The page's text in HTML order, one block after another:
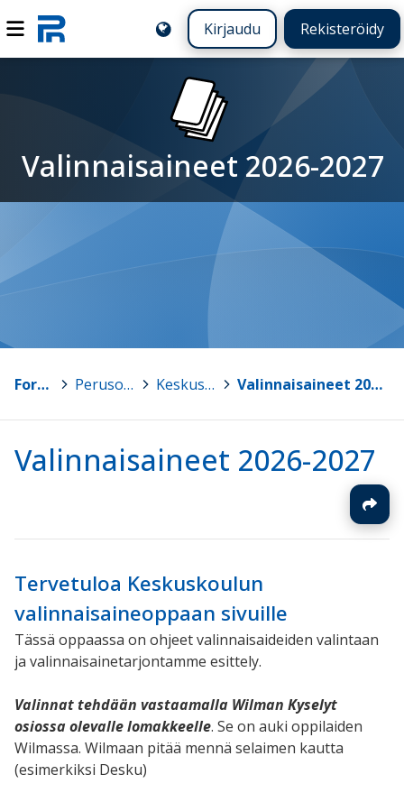
Kirjaudu Rekisteröidy
Valinnaisaineet 2026-2027
Forssa > Perusopetus > Keskuskoulu > Valinnaisaineet 2026-2027
Valinnaisaineet 2026-2027
Tervetuloa Keskuskoulun
valinnaisaineoppaan sivuille
Tässä oppaassa on ohjeet valinnaisaideiden valintaan
ja valinnaisainetarjontamme esittely.
Valinnat tehdään vastaamalla Wilman Kyselyt
osiossa olevalle lomakkeelle. Se on auki oppilaiden
Wilmassa. Wilmaan pitää mennä selaimen kautta
(esimerkiksi Desku)